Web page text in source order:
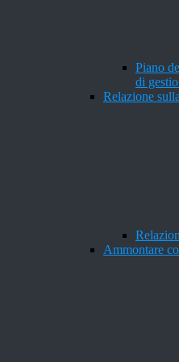
Piano
di
Relazione
Ammontare